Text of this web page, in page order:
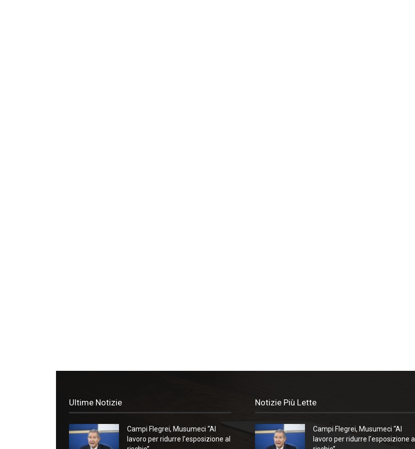
Ultime Notizie
Campi Flegrei, Musumeci “Al
lavoro per ridurre l’esposizione al
Notizie Più Lette
Campi Flegrei, Musumeci “Al
lavoro per ridurre l’esposizione al